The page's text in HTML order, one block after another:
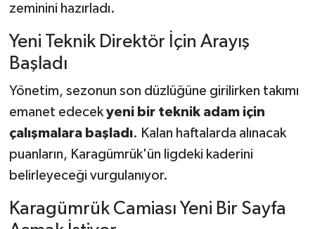
zeminini hazırladı.
Yeni Teknik Direktör İçin Arayış
Başladı
Yönetim, sezonun son düzlüğüne girilirken takımı
emanet edecekyeni bir teknik adam için
çalışmalara başladı. Kalan haftalarda alınacak
puanların, Karagümrük'ün ligdeki kaderini
belirleyeceği vurgulanıyor.
Karagümrük Camiası Yeni Bir Sayfa